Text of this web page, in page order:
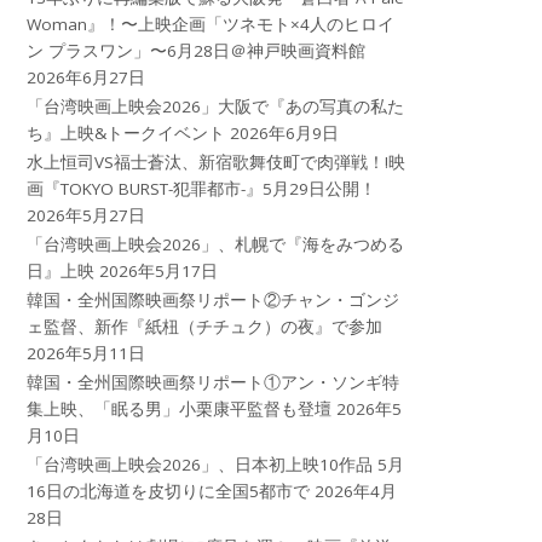
Woman』！〜上映企画「ツネモト×4人のヒロイ
ン プラスワン」〜6月28日＠神戸映画資料館
2026年6月27日
「台湾映画上映会2026」大阪で『あの写真の私た
ち』上映&トークイベント 2026年6月9日
水上恒司VS福士蒼汰、新宿歌舞伎町で肉弾戦！!映
画『TOKYO BURST-犯罪都市-』5月29日公開！
2026年5月27日
「台湾映画上映会2026」、札幌で『海をみつめる
日』上映 2026年5月17日
韓国・全州国際映画祭リポート②チャン・ゴンジ
ェ監督、新作『紙杻（チチュク）の夜』で参加
2026年5月11日
韓国・全州国際映画祭リポート①アン・ソンギ特
集上映、「眠る男」小栗康平監督も登壇 2026年5
月10日
「台湾映画上映会2026」、日本初上映10作品 5月
16日の北海道を皮切りに全国5都市で 2026年4月
28日